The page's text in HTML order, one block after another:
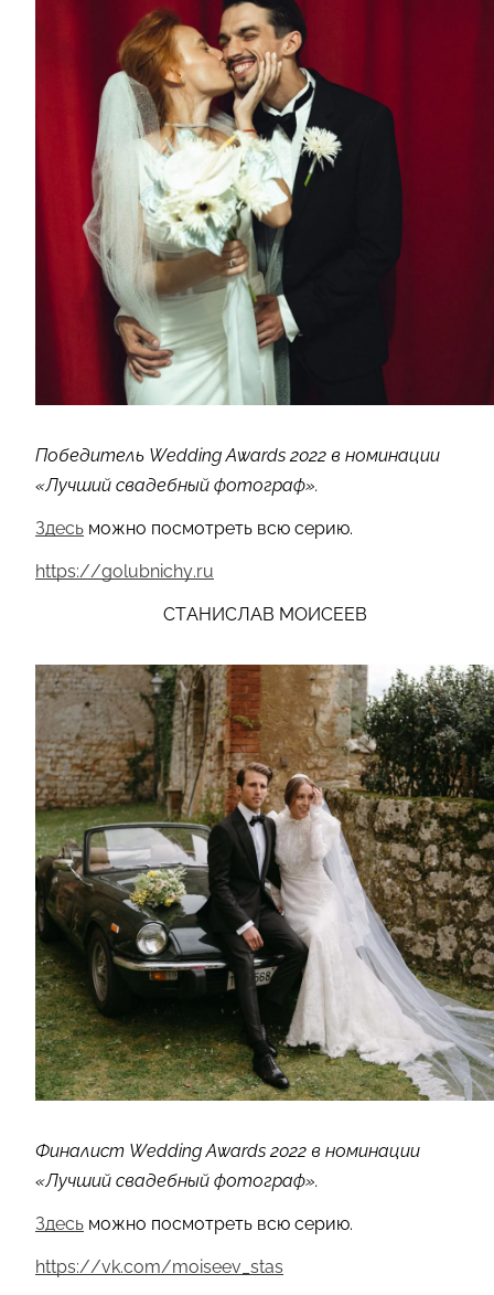
Победитель Wedding Awards 2022 в номинации
«Лучший свадебный фотограф».
Здесь можно посмотреть всю серию.
https://golubnichy.ru
СТАНИСЛАВ МОИСЕЕВ
Финалист Wedding Awards 2022 в номинации
«Лучший свадебный фотограф».
Здесь можно посмотреть всю серию.
https://vk.com/moiseev_stas